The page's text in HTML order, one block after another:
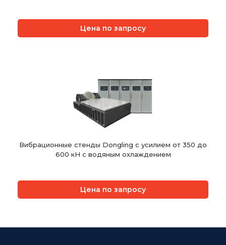
Цена по запросу
Вибрационные стенды Dongling с усилием от 350 до
600 кН с водяным охлаждением
Цена по запросу